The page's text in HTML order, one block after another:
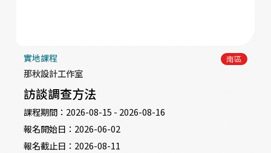
實地課程 南區
那秋設計工作室
訪談調查方法
課程期間： 2026-08-15 - 2026-08-16
報名開始日： 2026-06-02
報名截止日： 2026-08-11